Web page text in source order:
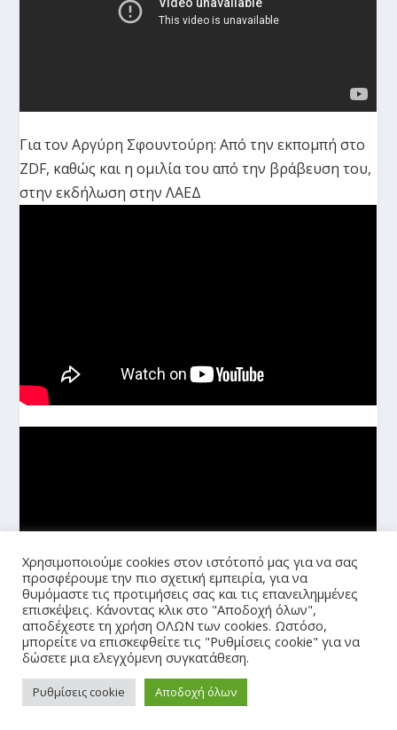
Για τον Αργύρη Σφουντούρη: Από την εκπομπή στο
ZDF, καθώς και η ομιλία του από την βράβευση του,
στην εκδήλωση στην ΛΑΕΔ
© 2026esdoge.gr| Σχεδιασμένο από
Χρησιμοποιούμε cookies στον ιστότοπό μας για να σας
προσφέρουμε την πιο σχετική εμπειρία, για να
θυμόμαστε τις προτιμήσεις σας και τις επανειλημμένες
επισκέψεις. Κάνοντας κλικ στο "Αποδοχή όλων",
αποδέχεστε τη χρήση ΟΛΩΝ των cookies. Ωστόσο,
μπορείτε να επισκεφθείτε τις "Ρυθμίσεις cookie" για να
δώσετε μια ελεγχόμενη συγκατάθεση.
Ρυθμίσεις cookie Αποδοχή όλων